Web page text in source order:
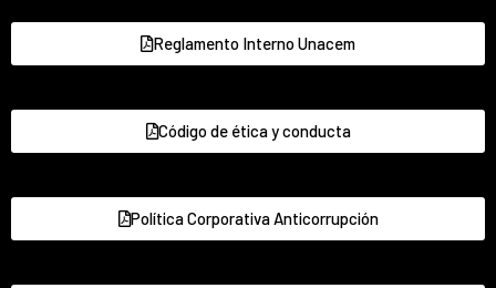
Reglamento Interno Unacem
Código de ética y conducta
Política Corporativa Anticorrupción